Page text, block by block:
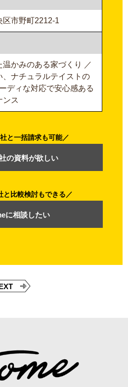
区市野町2212-1
温かみのある家づくり ／
、ナチュラルテイストの
ディな対応で安心感ある
ンス
と比較検討もできる
に相談したい
と一括請求も可能
の資料が欲しい